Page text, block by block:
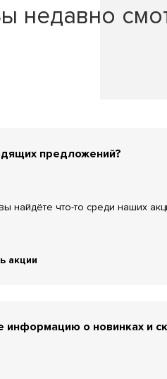
недавно
предложений?
найдёте что-то среди наших
акции
информацию о новинках и